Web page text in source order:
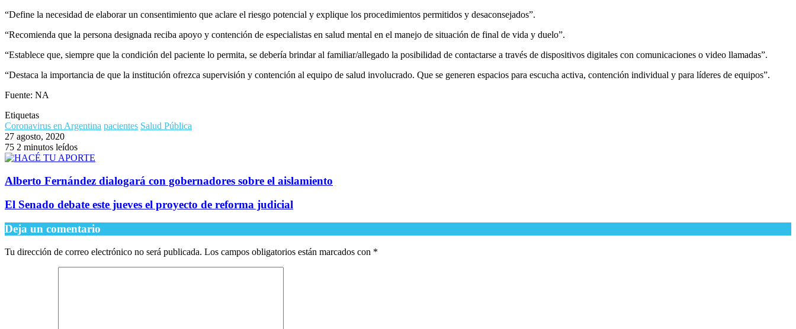
“Define la necesidad de elaborar un consentimiento que aclare el riesgo potencial y explique los procedimientos permitidos y desaconsejados”.
“Recomienda que la persona designada reciba apoyo y contención de especialistas en salud mental en el manejo de situación de final de vida y duelo”.
“Establece que, siempre que la condición del paciente lo permita, se debería brindar al familiar/allegado la posibilidad de contactarse a través de dispositivos digitales con comunicaciones o video llamadas”.
“Destaca la importancia de que la institución ofrezca supervisión y contención al equipo de salud involucrado. Que se generen espacios para escucha activa, contención individual y para líderes de equipos”.
Fuente: NA
Etiquetas
Coronavirus en Argentina pacientes Salud Pública
27 agosto, 2020
75 2 minutos leídos
Alberto Fernández dialogará con gobernadores sobre el aislamiento
El Senado debate este jueves el proyecto de reforma judicial
Deja un comentario
Tu dirección de correo electrónico no será publicada. Los campos obligatorios están marcados con *